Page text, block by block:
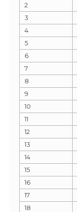
2
3
4
5
6
7
8
9
10
11
12
13
14
15
16
17
18